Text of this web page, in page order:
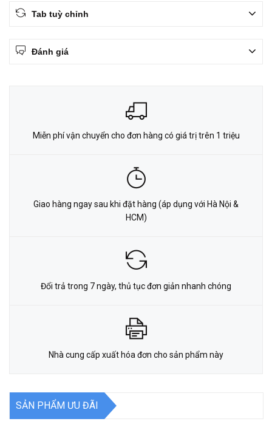
Tab tuỳ chỉnh
Đánh giá
Miễn phí vận chuyển cho đơn hàng có giá trị trên 1 triệu
Giao hàng ngay sau khi đặt hàng (áp dụng với Hà Nội &
HCM)
Đổi trả trong 7 ngày, thủ tục đơn giản nhanh chóng
Nhà cung cấp xuất hóa đơn cho sản phẩm này
SẢN PHẨM ƯU ĐÃI